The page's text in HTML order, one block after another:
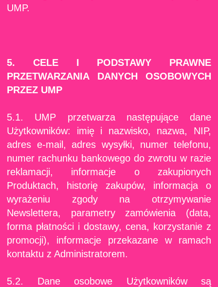
UMP.
5. CELE I PODSTAWY PRAWNE
PRZETWARZANIA DANYCH OSOBOWYCH
PRZEZ UMP
5.1. UMP przetwarza następujące dane
Użytkowników: imię i nazwisko, nazwa, NIP,
adres e-mail, adres wysyłki, numer telefonu,
numer rachunku bankowego do zwrotu w razie
reklamacji, informacje o zakupionych
Produktach, historię zakupów, informacja o
wyrażeniu zgody na otrzymywanie
Newslettera, parametry zamówienia (data,
forma płatności i dostawy, cena, korzystanie z
promocji), informacje przekazane w ramach
kontaktu z Administratorem.
5.2. Dane osobowe Użytkowników są